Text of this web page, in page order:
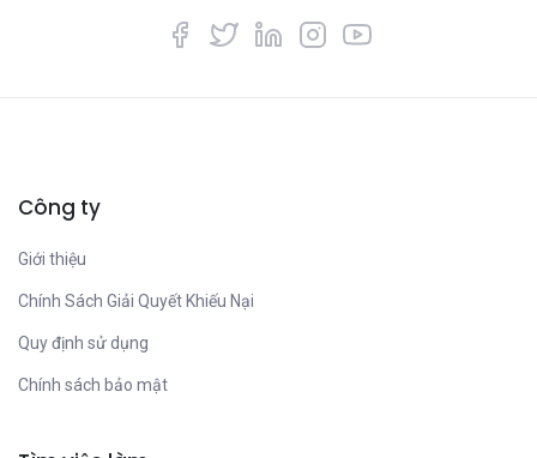
Công ty
Giới thiệu
Chính Sách Giải Quyết Khiếu Nại
Quy định sử dụng
Chính sách bảo mật